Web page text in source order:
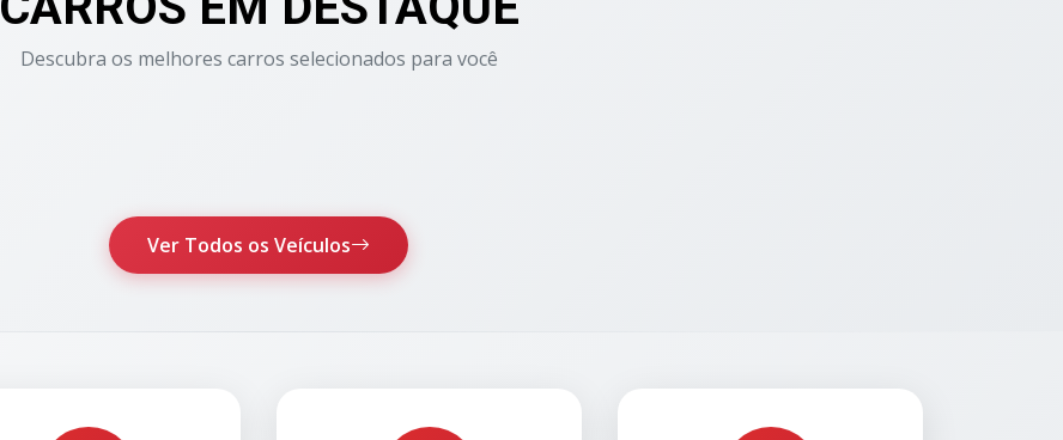
Descubra os melhores carros selecionados para você
Ver Todos os Veículos